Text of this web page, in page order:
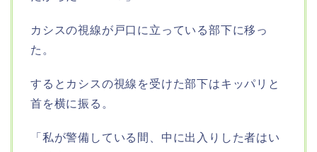
カシスの視線が戸口に立っている部下に移っ
た。
するとカシスの視線を受けた部下はキッパリと
首を横に振る。
「私が警備している間、中に出入りした者はい